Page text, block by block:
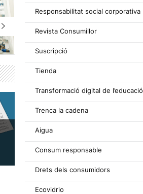
Responsabilitat social corporativa
Revista Consumillor
Suscripció
Tienda
Transformació digital de l’educació
Trenca la cadena
Aigua
Consum responsable
Drets dels consumidors
Ecovidrio